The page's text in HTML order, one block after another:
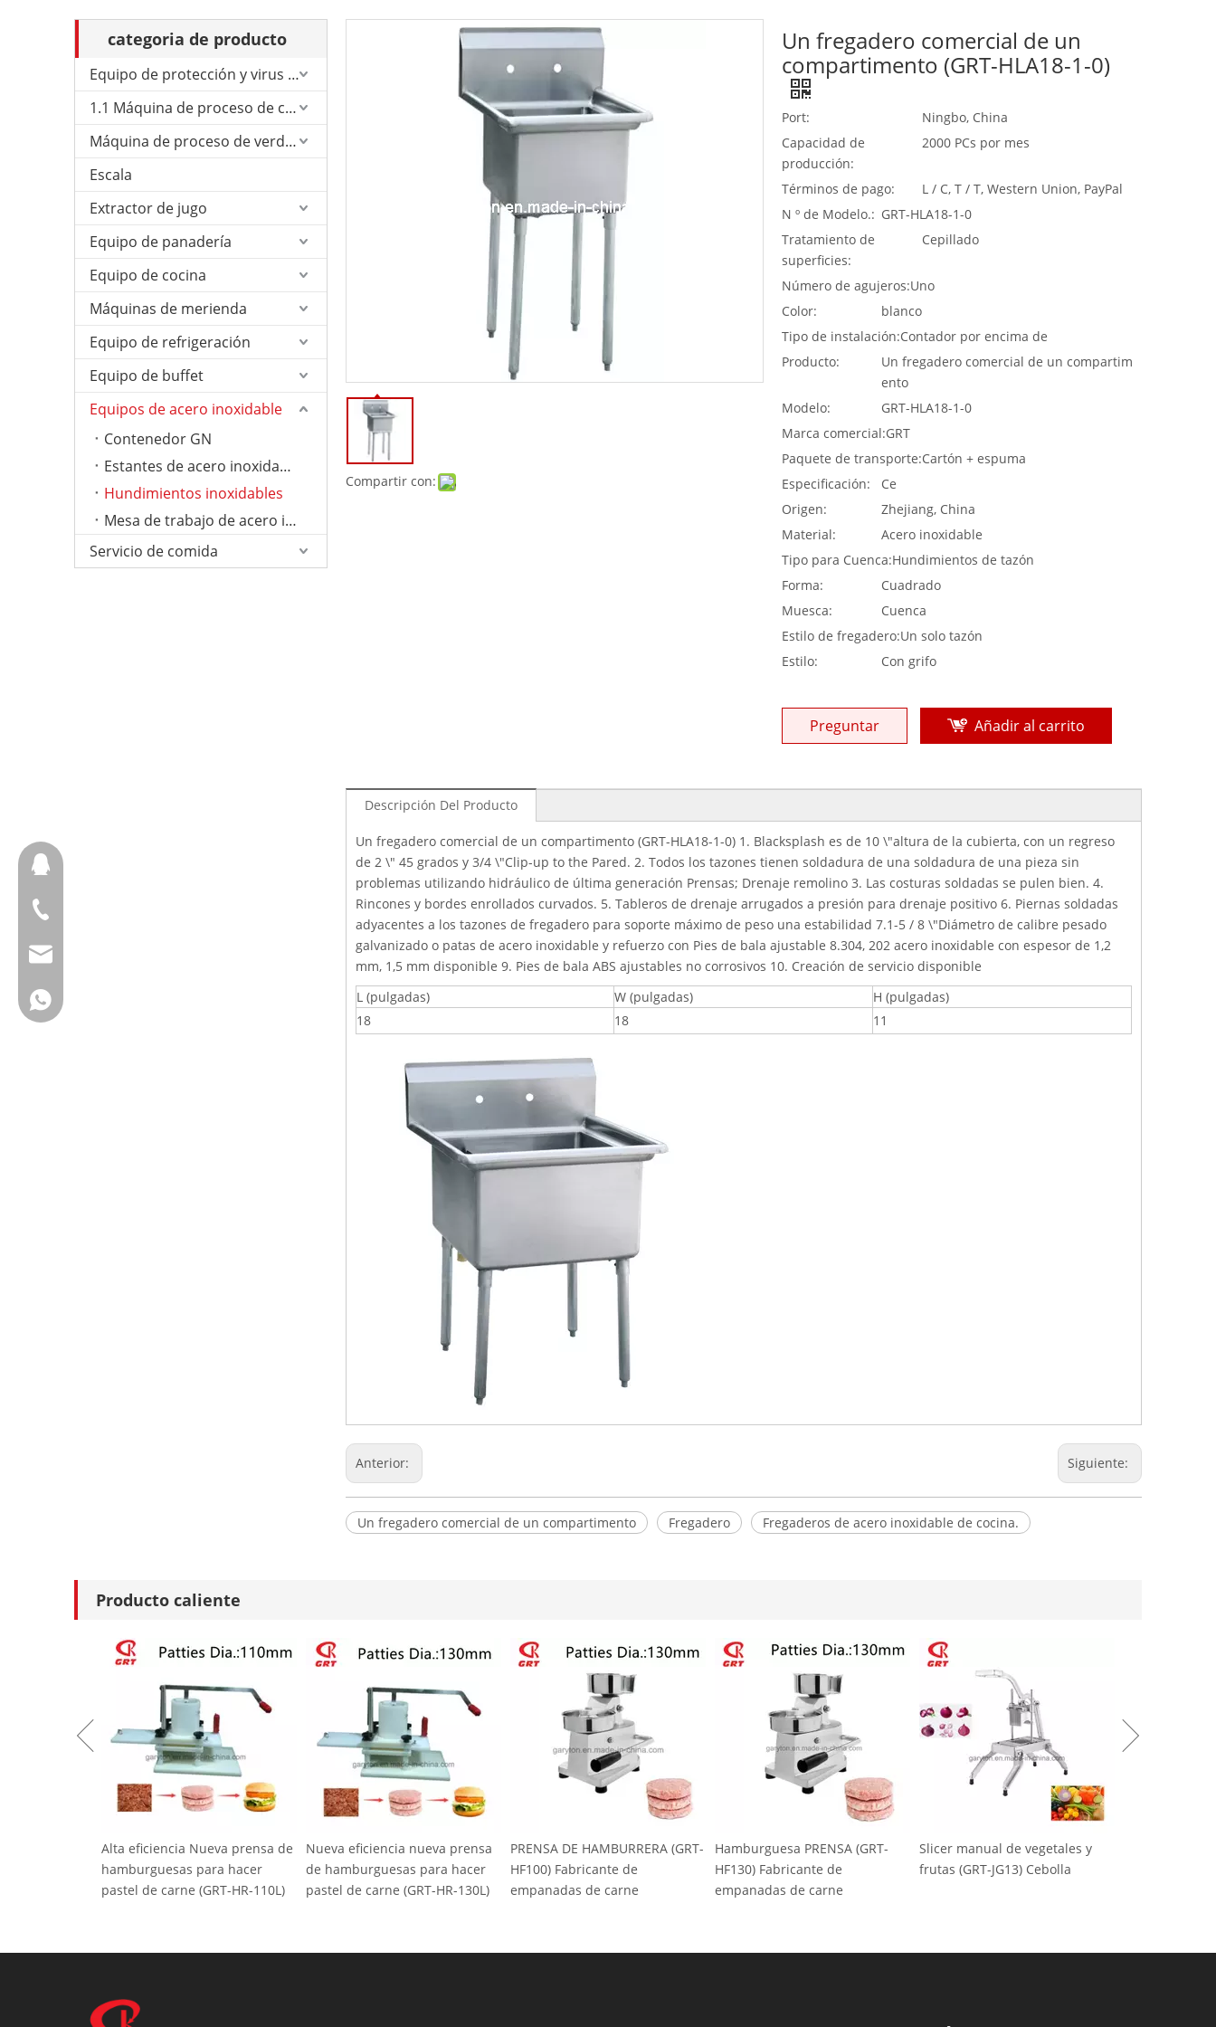
Equipo de buffet
Equipos de acero inoxidable
Servicio de comida
categoria de producto
Equipo de protección y virus de Corona.
1.1 Máquina de proceso de carne
Máquina de proceso de verduras
Escala
Extractor de jugo
Equipo de panadería
Equipo de cocina
Máquinas de merienda
Equipo de refrigeración
Equipo de buffet
Equipos de acero inoxidable
Contenedor GN
Estantes de acero inoxidable
Hundimientos inoxidables
Mesa de trabajo de acero inoxidable
Servicio de comida
Compartir con:
Un fregadero comercial de un
compartimento (GRT-HLA18-1-0)
Port:
Ningbo, China
Capacidad de
producción:
2000 PCs por mes
Términos de pago:
L / C, T / T, Western Union, PayPal
N º de Modelo.: GRT-HLA18-1-0
Tratamiento de
superficies:
Cepillado
Número de agujeros:Uno
Color:
blanco
Tipo de instalación:Contador por encima de
Producto:
Un fregadero comercial de un compartim
ento
Modelo:
GRT-HLA18-1-0
Marca comercial:GRT
Paquete de transporte:Cartón + espuma
Especificación:
Ce
Origen:
Zhejiang, China
Material:
Acero inoxidable
Tipo para Cuenca:Hundimientos de tazón
Forma:
Cuadrado
Muesca:
Cuenca
Estilo de fregadero:Un solo tazón
Estilo:
Con grifo
Preguntar Añadir al carrito
Descripción Del Producto
Un fregadero comercial de un compartimento (GRT-HLA18-1-0) 1. Blacksplash es de 10 \"altura de la cubierta, con un regreso
de 2 \" 45 grados y 3/4 \"Clip-up to the Pared. 2. Todos los tazones tienen soldadura de una soldadura de una pieza sin
problemas utilizando hidráulico de última generación Prensas; Drenaje remolino 3. Las costuras soldadas se pulen bien. 4.
Rincones y bordes enrollados curvados. 5. Tableros de drenaje arrugados a presión para drenaje positivo 6. Piernas soldadas
adyacentes a los tazones de fregadero para soporte máximo de peso una estabilidad 7.1-5 / 8 \"Diámetro de calibre pesado
galvanizado o patas de acero inoxidable y refuerzo con Pies de bala ajustable 8.304, 202 acero inoxidable con espesor de 1,2
mm, 1,5 mm disponible 9. Pies de bala ABS ajustables no corrosivos 10. Creación de servicio disponible
L (pulgadas)
W (pulgadas)
H (pulgadas)
18
18 11
Anterior: Siguiente:
Un fregadero comercial de un compartimento Fregadero Fregaderos de acero inoxidable de cocina.
Producto caliente
Alta eficiencia Nueva prensa de
hamburguesas para hacer
pastel de carne (GRT-HR-110L)
Nueva eficiencia nueva prensa
de hamburguesas para hacer
pastel de carne (GRT-HR-130L)
PRENSA DE HAMBURRERA (GRT-
HF100) Fabricante de
empanadas de carne
Hamburguesa PRENSA (GRT-
HF130) Fabricante de
empanadas de carne
Slicer manual de vegetales y
frutas (GRT-JG13) Cebolla
Máquina de hielo
nieve (GRT-SZB-20)